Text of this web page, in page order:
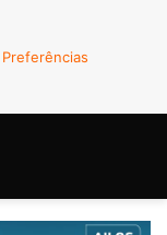
Preferências